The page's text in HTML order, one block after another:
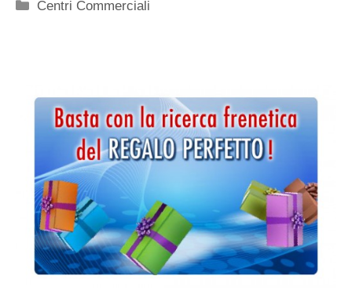
Categorie
Centri Commerciali